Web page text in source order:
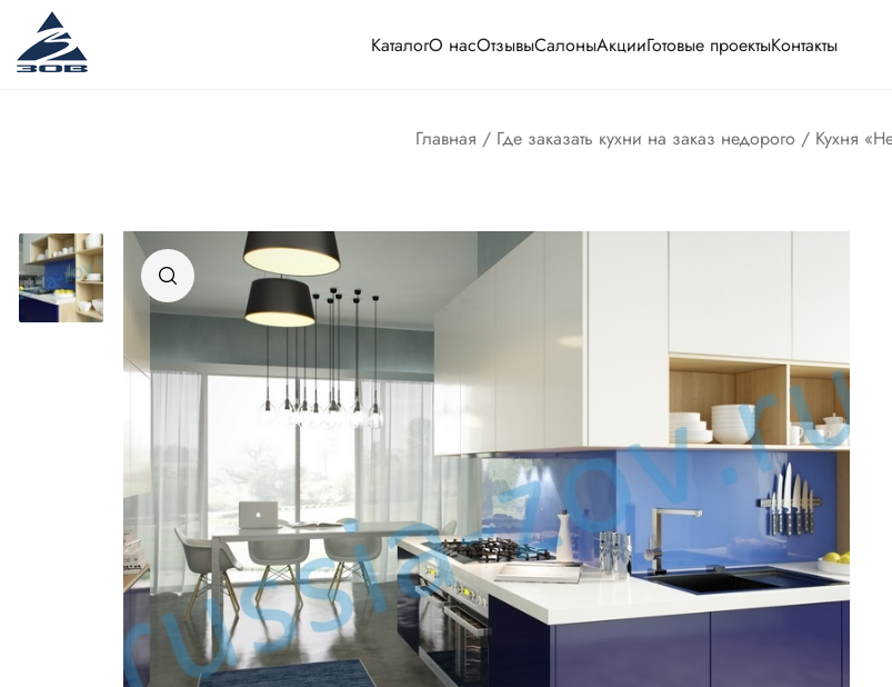
КаталогО насОтзывыСалоныАкцииГотовые проектыКонтакты
Главная / Где заказать кухни на заказ недорого / Кухня